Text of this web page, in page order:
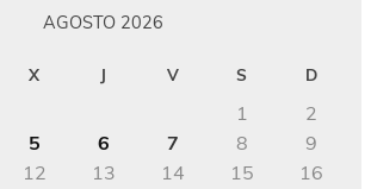
AGOSTO 2026
X J V S D
1
2
5 6 7 8
9
12 13 14 15
16